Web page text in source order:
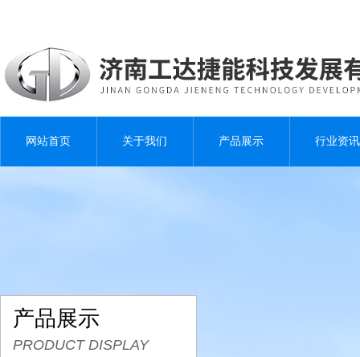
网站首页 关于我们 产品展示 行业资讯
产品展示
PRODUCT DISPLAY